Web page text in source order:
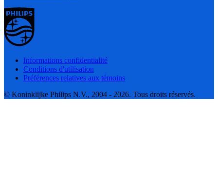
Informations confidentialité
Conditions d'utilisation
Préférences relatives aux témoins
© Koninklijke Philips N.V., 2004 - 2026. Tous droits réservés.